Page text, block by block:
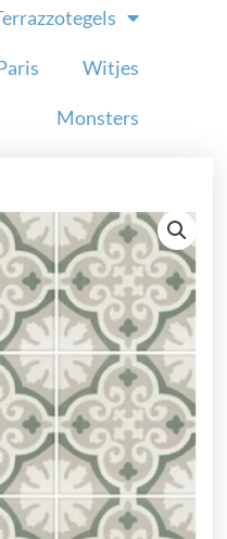
Witjes
Monsters